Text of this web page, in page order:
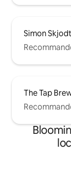
Simon
The Tap